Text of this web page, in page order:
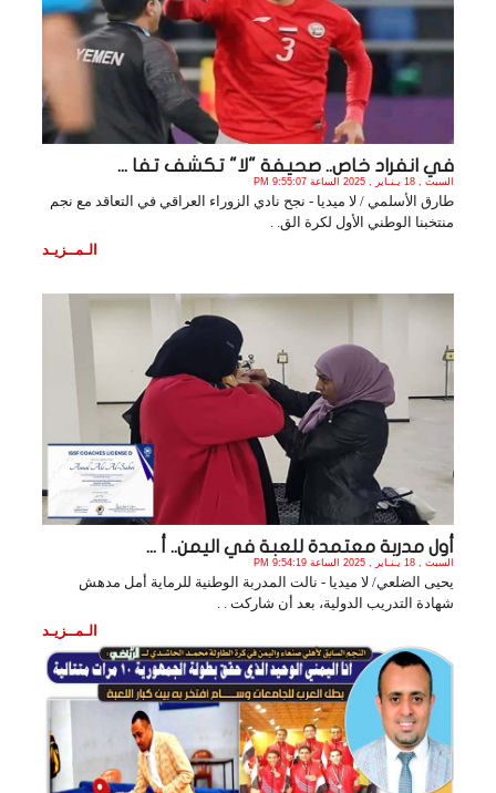
في انفراد خاص.. صحيفة "لا" تكشف تفا ...
السبت , 18 يـنـاير , 2025 الساعة 9:55:07 PM
طارق الأسلمي / لا ميديا - نجح نادي الزوراء العراقي في التعاقد مع نجم
منتخبنا الوطني ‏الأول لكرة الق. .
الـمــزيـد
أول مدربة معتمدة للعبة في اليمن.. أ ...
السبت , 18 يـنـاير , 2025 الساعة 9:54:19 PM
يحيى الضلعي/ لا ميديا - نالت المدربة الوطنية للرماية أمل مدهش
شهادة التدريب الدولية، ‏بعد أن شاركت . .
الـمــزيـد